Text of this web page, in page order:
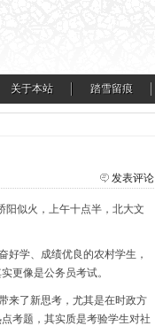
关于本站 踏雪留痕
发表评论
阳似火，上午十点半，北大文
好学、成绩优良的农村学生，
更像是公务员考试。
来了新思考，尤其是在时政方
考题，其实质是考验学生对社